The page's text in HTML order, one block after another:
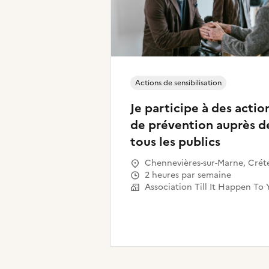
Je participe à des
de prévention auprès
tous les publics
Actions de sensibilisation
Chennevières-sur-Marne,
Saint-Maur-des-Fossés, Ivry-sur-
Seine, Vincennes, Vitry-sur-
2 heures par semaine
Association Till It Happen To